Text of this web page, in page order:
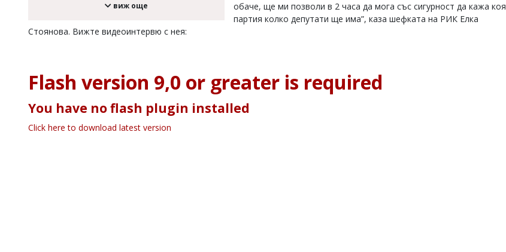
отговорност
откриете
обиден
виж още
обаче, ще ми позволи в 2 часа да мога със сигурност да кажа коя
партия колко депутати ще има”, каза шефката на РИК Елка
Стоянова. Вижте видеоинтервю с нея:
Flash version 9,0 or greater is required
You have no flash plugin installed
Click here to download latest version